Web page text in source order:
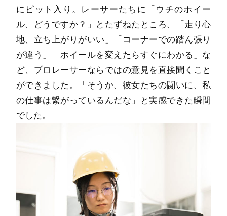
にピット入り。レーサーたちに「ウチのホイー
ル、どうですか？」とたずねたところ、「走り心
地、立ち上がりがいい」「コーナーでの踏ん張り
が違う」「ホイールを変えたらすぐにわかる」な
ど、プロレーサーならではの意見を直接聞くこと
ができました。「そうか、彼女たちの闘いに、私
の仕事は繋がっているんだな」と実感できた瞬間
でした。